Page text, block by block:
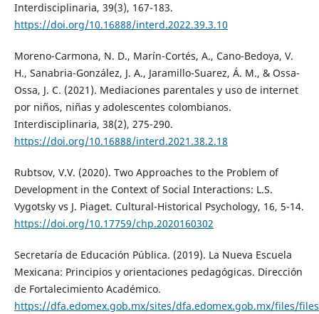
Interdisciplinaria, 39(3), 167-183.
https://doi.org/10.16888/interd.2022.39.3.10
Moreno-Carmona, N. D., Marín-Cortés, A., Cano-Bedoya, V.
H., Sanabria-González, J. A., Jaramillo-Suarez, Á. M., & Ossa-
Ossa, J. C. (2021). Mediaciones parentales y uso de internet
por niños, niñas y adolescentes colombianos.
Interdisciplinaria, 38(2), 275-290.
https://doi.org/10.16888/interd.2021.38.2.18
Rubtsov, V.V. (2020). Two Approaches to the Problem of
Development in the Context of Social Interactions: L.S.
Vygotsky vs J. Piaget. Cultural-Historical Psychology, 16, 5-14.
https://doi.org/10.17759/chp.2020160302
Secretaría de Educación Pública. (2019). La Nueva Escuela
Mexicana: Principios y orientaciones pedagógicas. Dirección
de Fortalecimiento Académico.
https://dfa.edomex.gob.mx/sites/dfa.edomex.gob.mx/files/